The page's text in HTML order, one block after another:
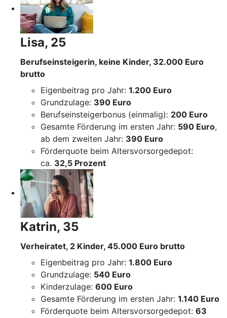
Lisa, 25
Berufseinsteigerin, keine Kinder, 32.000 Euro
brutto
Eigenbeitrag pro Jahr: 1.200 Euro
Grundzulage: 390 Euro
Berufseinsteigerbonus (einmalig): 200 Euro
Gesamte Förderung im ersten Jahr: 590 Euro,
ab dem zweiten Jahr: 390 Euro
Förderquote beim Altersvorsorgedepot:
ca. 32,5 Prozent
Katrin, 35
Verheiratet, 2 Kinder, 45.000 Euro brutto
Eigenbeitrag pro Jahr: 1.800 Euro
Grundzulage: 540 Euro
Kinderzulage: 600 Euro
Gesamte Förderung im ersten Jahr: 1.140 Euro
Förderquote beim Altersvorsorgedepot: 63